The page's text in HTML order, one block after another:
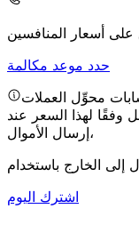
حدد موعد مكالمة
محوِّل العملات
وفقًا لهذا السعر عند
إرسال الأموال،
اشترك اليوم